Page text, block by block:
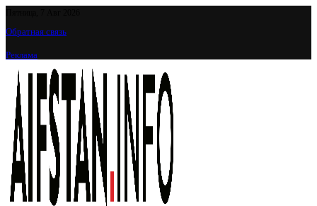
Обратная связь
Реклама